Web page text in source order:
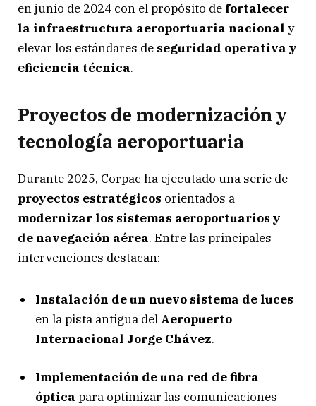
en junio de 2024 con el propósito de fortalecer
la infraestructura aeroportuaria nacional y
elevar los estándares de seguridad operativa y
eficiencia técnica.
Proyectos de modernización y
tecnología aeroportuaria
Durante 2025, Corpac ha ejecutado una serie de
proyectos estratégicos orientados a
modernizar los sistemas aeroportuarios y
de navegación aérea. Entre las principales
intervenciones destacan:
Instalación de un nuevo sistema de luces
en la pista antigua del Aeropuerto
Internacional Jorge Chávez.
Implementación de una red de fibra
óptica para optimizar las comunicaciones